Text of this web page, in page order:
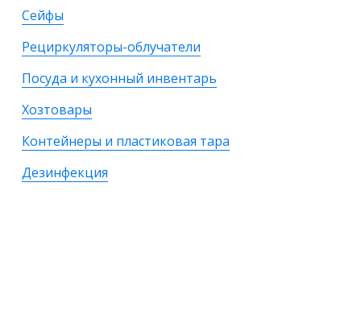
Сейфы
Рециркуляторы-облучатели
Посуда и кухонный инвентарь
Хозтовары
Контейнеры и пластиковая тара
Дезинфекция